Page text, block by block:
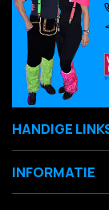
HANDIGE
INFORMATIE